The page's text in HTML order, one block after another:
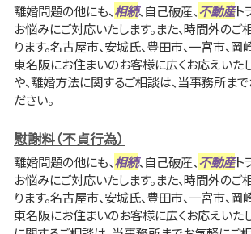
離婚問題の他にも、相続、自己破産、不動産ト
お悩みにご対応いたします。また、時間外の
ります。名古屋市、安城氏、豊田市、一宮市、岡
東名阪にお住まいのお客様に広くお応えいた
や、離婚方法に関するご相談は、当事務所ま
ださい。
慰謝料（不貞行為）
離婚問題の他にも、相続、自己破産、不動産ト
お悩みにご対応いたします。また、時間外の
ります。名古屋市、安城氏、豊田市、一宮市、岡
東名阪にお住まいのお客様に広くお応えいた